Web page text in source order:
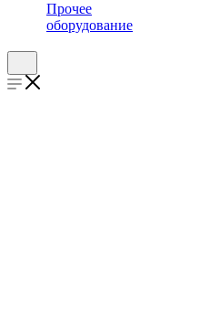
Прочее
оборудование